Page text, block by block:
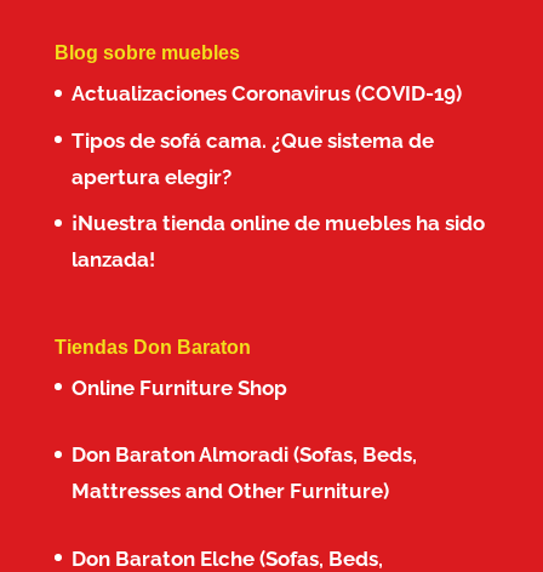
Blog sobre muebles
Actualizaciones Coronavirus (COVID-19)
Tipos de sofá cama. ¿Que sistema de
apertura elegir?
¡Nuestra tienda online de muebles ha sido
lanzada!
Tiendas Don Baraton
Online Furniture Shop
Don Baraton Almoradi (Sofas, Beds,
Mattresses and Other Furniture)
Don Baraton Elche (Sofas, Beds,